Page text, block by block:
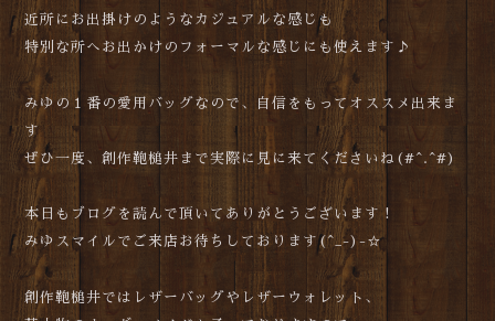
近所にお出掛けのようなカジュアルな感じも
特別な所へお出かけのフォーマルな感じにも使えます♪
みゆの１番の愛用バッグなので、自信をもってオススメ出来ま
す
ぜひ一度、創作鞄槌井まで実際に見に来てくださいね(#^.^#)
本日もブログを読んで頂いてありがとうございます！
みゆスマイルでご来店お待ちしております(^_-)-☆
創作鞄槌井ではレザーバッグやレザーウォレット、